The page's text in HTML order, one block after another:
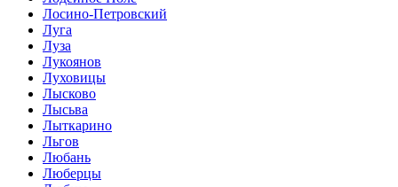
Лосино-Петровский
Луга
Луза
Лукоянов
Луховицы
Лысково
Лысьва
Лыткарино
Льгов
Любань
Люберцы